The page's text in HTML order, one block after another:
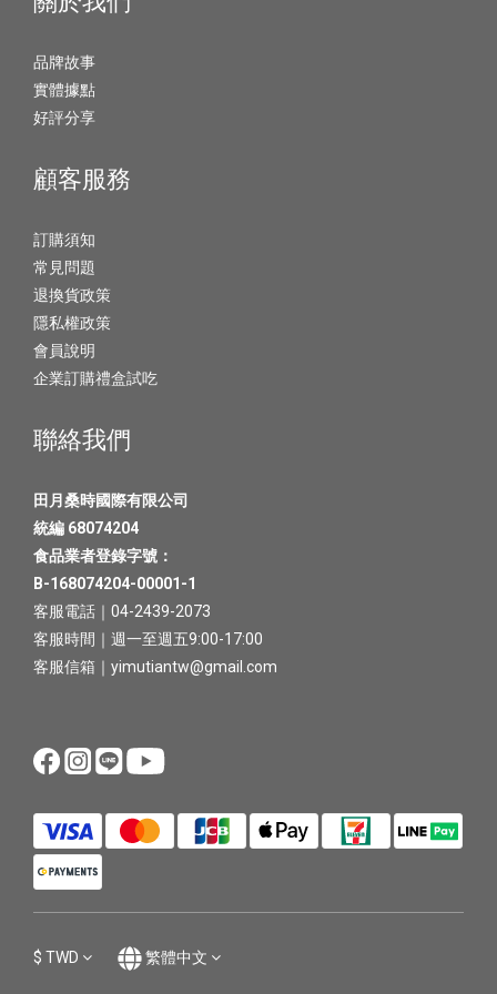
品牌故事
實體據點
好評分享
顧客服務
訂購須知
常見問題
退換貨政策
隱私權政策
會員說明
企業訂購禮盒試吃
聯絡我們
田月桑時國際有限公司
統編 68074204
食品業者登錄字號：
B-168074204-00001-1
客服電話｜04-2439-2073
客服時間｜週一至週五9:00-17:00
客服信箱｜yimutiantw@gmail.com
$ TWD 繁體中文